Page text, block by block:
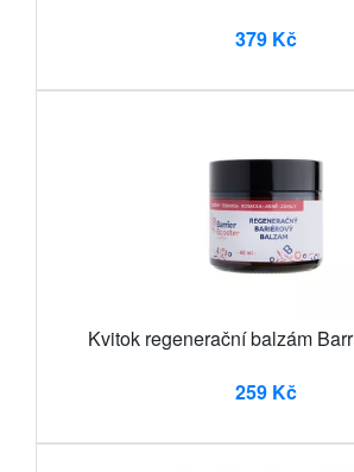
379 Kč
Kvitok regenerační balzám
259 Kč